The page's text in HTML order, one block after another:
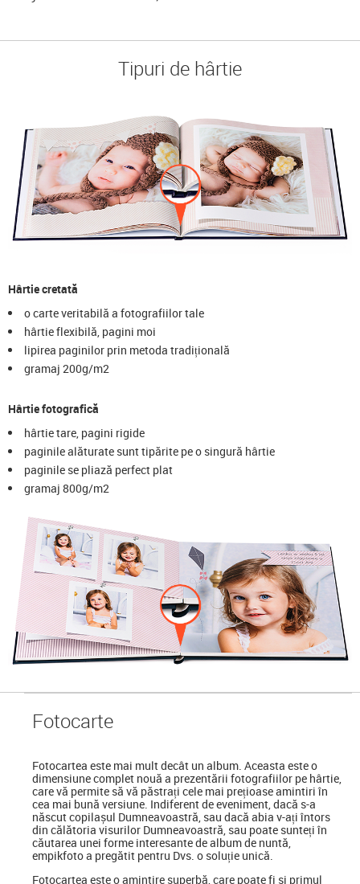
Tipuri de hârtie
Hârtie cretată
o carte veritabilă a fotografiilor tale
hârtie flexibilă, pagini moi
lipirea paginilor prin metoda tradițională
gramaj 200g/m2
Hârtie fotografică
hârtie tare, pagini rigide
paginile alăturate sunt tipărite pe o singură hârtie
paginile se pliază perfect plat
gramaj 800g/m2
Fotocarte
Fotocartea este mai mult decât un album. Aceasta este o
dimensiune complet nouă a prezentării fotografiilor pe hârtie,
care vă permite să vă păstrați cele mai prețioase amintiri în
cea mai bună versiune. Indiferent de eveniment, dacă s-a
născut copilașul Dumneavoastră, sau dacă abia v-ați întors
din călătoria visurilor Dumneavoastră, sau poate sunteți în
căutarea unei forme interesante de album de nuntă,
empikfoto a pregătit pentru Dvs. o soluție unică.
Fotocartea este o amintire superbă, care poate fi și primul